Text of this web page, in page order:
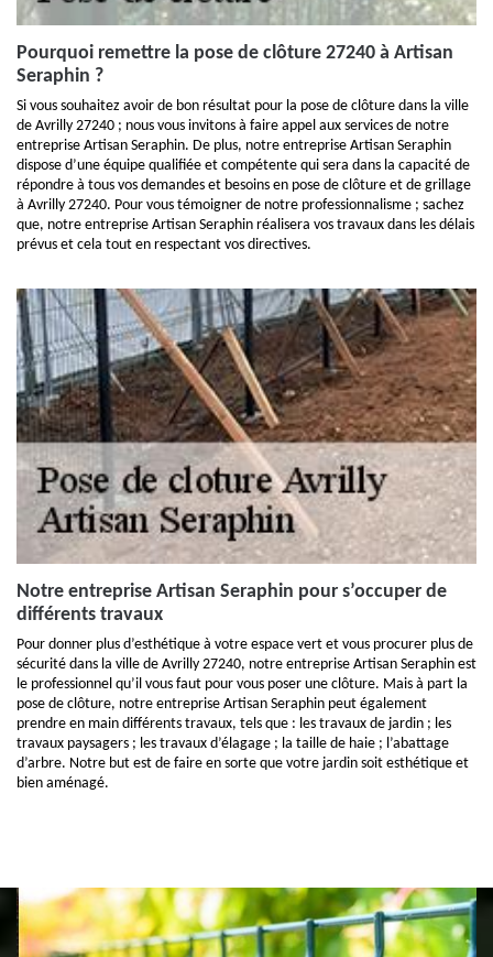
Pourquoi remettre la pose de clôture 27240 à Artisan
Seraphin ?
Si vous souhaitez avoir de bon résultat pour la pose de clôture dans la ville
de Avrilly 27240 ; nous vous invitons à faire appel aux services de notre
entreprise Artisan Seraphin. De plus, notre entreprise Artisan Seraphin
dispose d’une équipe qualifiée et compétente qui sera dans la capacité de
répondre à tous vos demandes et besoins en pose de clôture et de grillage
à Avrilly 27240. Pour vous témoigner de notre professionnalisme ; sachez
que, notre entreprise Artisan Seraphin réalisera vos travaux dans les délais
prévus et cela tout en respectant vos directives.
Notre entreprise Artisan Seraphin pour s’occuper de
différents travaux
Pour donner plus d’esthétique à votre espace vert et vous procurer plus de
sécurité dans la ville de Avrilly 27240, notre entreprise Artisan Seraphin est
le professionnel qu’il vous faut pour vous poser une clôture. Mais à part la
pose de clôture, notre entreprise Artisan Seraphin peut également
prendre en main différents travaux, tels que : les travaux de jardin ; les
travaux paysagers ; les travaux d’élagage ; la taille de haie ; l’abattage
d’arbre. Notre but est de faire en sorte que votre jardin soit esthétique et
bien aménagé.